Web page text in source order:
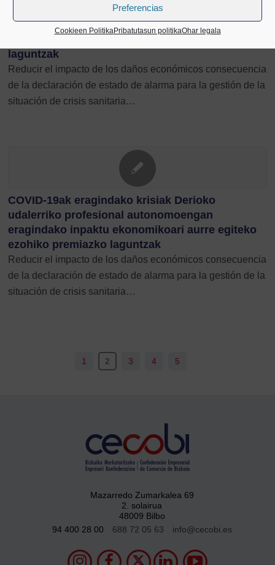
Preferencias
Cookieen PolitikaPribatutasun politikaOhar legala
COVID-19ak Derioko udalerriko merkataritzan
eragindako krisiak eragindako inpaktu
laguntzak
Reducir el impacto de los daños económicos consecuencia
de la declaración de estado de alarma para la gestión de la
situación de crisis sanitaria…
COVID-19ak eragindako krisiak Derioko
udalerriko profesional autonomoengan
eragindako inpaktu ekonomikoari aurre egiteko
ezohiko premiazko laguntzak
Reducir el impacto de los daños económicos consecuencia
de la declaración de estado de alarma para la gestión de la
situación de crisis sanitaria…
1 2 3 4 5
Mazarredo Zumarkalea 69
2. solairua
48009 Bilbo
94 400 28 00
688 72 05 63 info@cecobi.es